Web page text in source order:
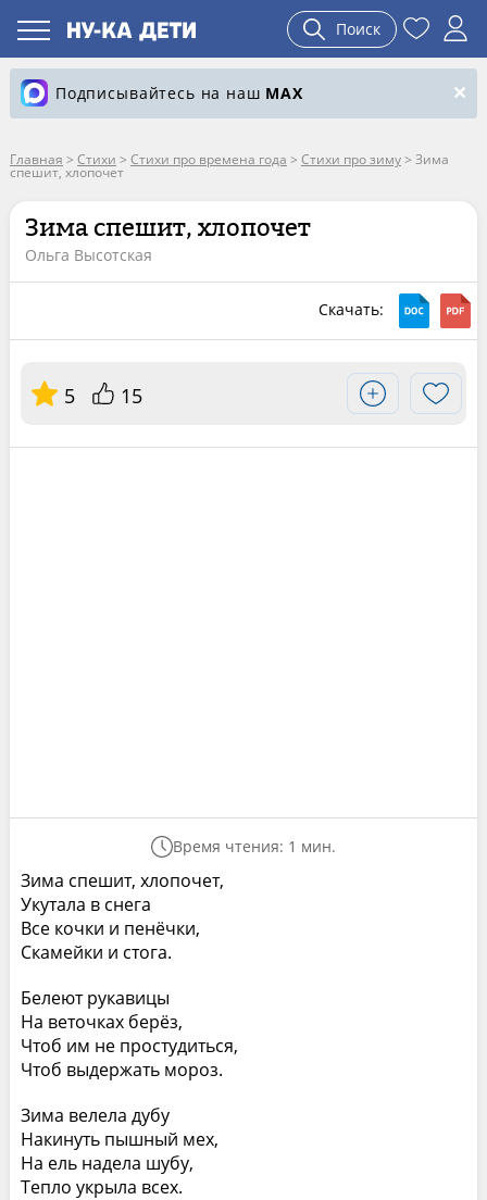
Поиск
Подписывайтесь на наш MAX
Главная > Стихи > Стихи про времена года > Стихи про зиму> Зима
спешит, хлопочет
Зима спешит, хлопочет
Ольга Высотская
Скачать:
5 15
Время чтения: 1 мин.
Зима спешит, хлопочет,
Укутала в снега
Все кочки и пенёчки,
Скамейки и стога.
Белеют рукавицы
На веточках берёз,
Чтоб им не простудиться,
Чтоб выдержать мороз.
Зима велела дубу
Накинуть пышный мех,
На ель надела шубу,
Тепло укрыла всех.